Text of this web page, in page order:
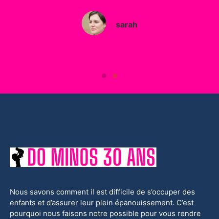
sarah
Nous savons comment il est difficile de s’occuper des
enfants et d’assurer leur plein épanouissement. C’est
pourquoi nous faisons notre possible pour vous rendre